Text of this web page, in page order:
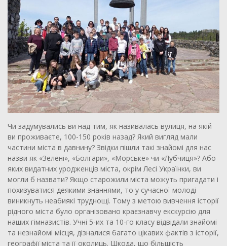
Чи задумувались ви над тим, як називалась вулиця, на якій
ви проживаєте, 100-150 років назад? Який вигляд мали
частини міста в давнину? Звідки пішли такі знайомі для нас
назви як «Зелені», «Болгари», «Морське» чи «Лубчиця»? Або
яких видатних уродженців міста, окрім Лесі Українки, ви
могли б назвати? Якщо старожили міста можуть пригадати і
похизуватися деякими знаннями, то у сучасної молоді
виникнуть неабиякі труднощі. Тому з метою вивчення історії
рідного міста було організовано краєзнавчу екскурсію для
наших гімназистів. Учні 5-их та 10-го класу відвідали знайомі
та незнайомі місця, дізналися багато цікавих фактів з історії,
географії міста та її околиць. Шкода, що більшість